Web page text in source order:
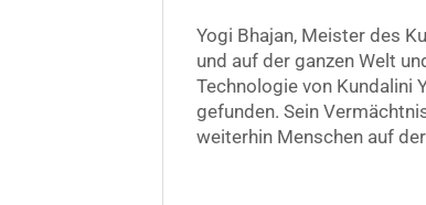
Yogi Bhajan, Meister des
und auf der ganzen Welt
Technologie von Kundalini
gefunden. Sein
weiterhin Menschen auf